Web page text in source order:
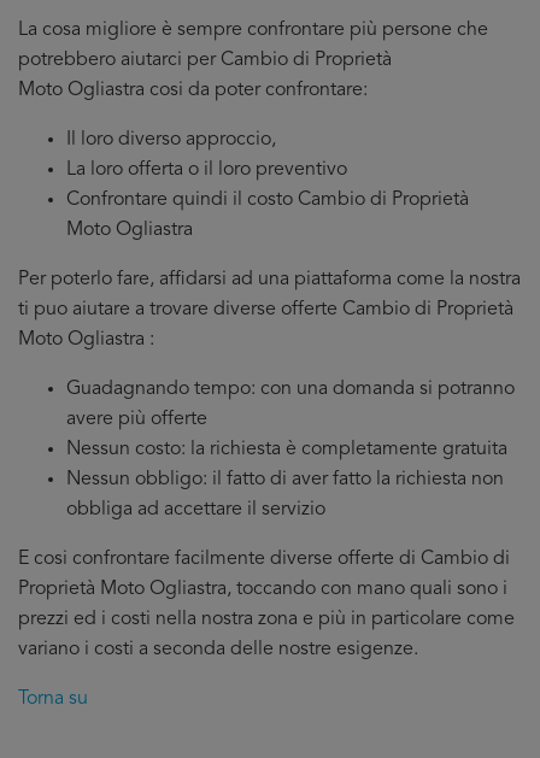
La cosa migliore è sempre confrontare più persone che
potrebbero aiutarci per Cambio di Proprietà
Moto Ogliastra cosi da poter confrontare:
Il loro diverso approccio,
La loro offerta o il loro preventivo
Confrontare quindi il costo Cambio di Proprietà
Moto Ogliastra
Per poterlo fare, affidarsi ad una piattaforma come la nostra
ti puo aiutare a trovare diverse offerte Cambio di Proprietà
Moto Ogliastra :
Guadagnando tempo: con una domanda si potranno
avere più offerte
Nessun costo: la richiesta è completamente gratuita
Nessun obbligo: il fatto di aver fatto la richiesta non
obbliga ad accettare il servizio
E cosi confrontare facilmente diverse offerte di Cambio di
Proprietà Moto Ogliastra, toccando con mano quali sono i
prezzi ed i costi nella nostra zona e più in particolare come
variano i costi a seconda delle nostre esigenze.
Torna su